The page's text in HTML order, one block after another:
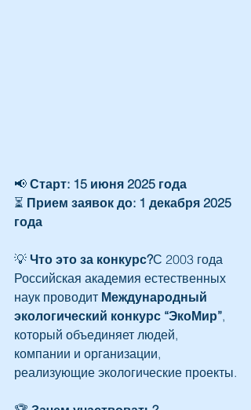
📢 Старт: 15 июня 2025 года
⏳ Прием заявок до: 1 декабря 2025
года
💡 Что это за конкурс?С 2003 года
Российская академия естественных
наук проводит Международный
экологический конкурс “ЭкоМир”,
который объединяет людей,
компании и организации,
реализующие экологические проекты.